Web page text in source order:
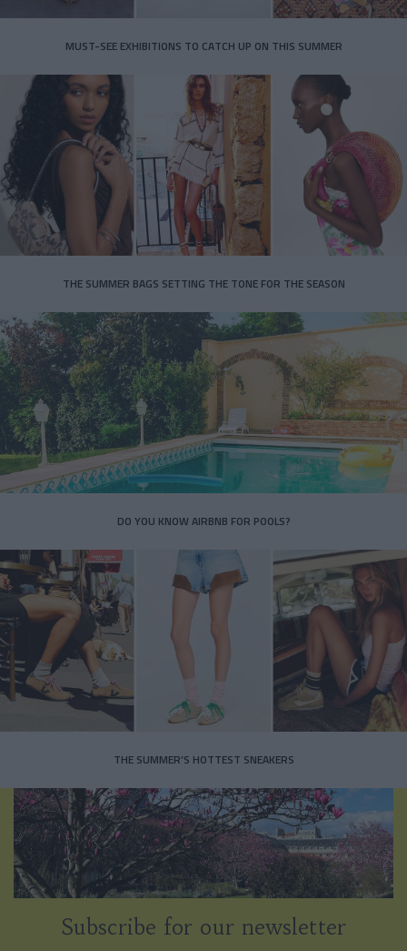
MUST-SEE EXHIBITIONS TO CATCH UP ON THIS SUMMER
THE SUMMER BAGS SETTING THE TONE FOR THE SEASON
DO YOU KNOW AIRBNB FOR POOLS?
THE SUMMER’S HOTTEST SNEAKERS
Subscribe for our newsletter